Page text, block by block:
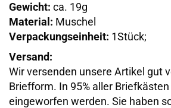
Gewicht: ca. 19g
Material: Muschel
Verpackungseinheit: 1Stück;
Versand:
Wir versenden unsere Artikel gut
Briefform. In 95% aller
eingeworfen werden. Sie haben